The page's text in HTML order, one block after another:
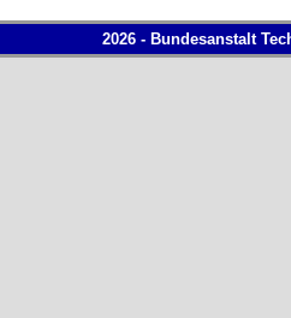
2026 - Bundesanstalt